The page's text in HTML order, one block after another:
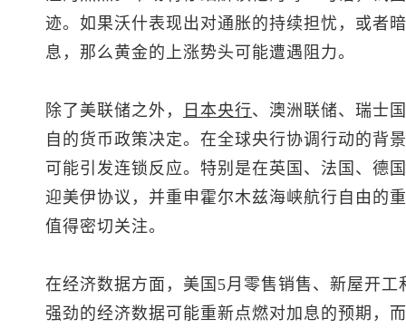
迹。如果沃什表现出对通胀的持续担忧，或者
息，那么黄金的上涨势头可能遭遇阻力。
除了美联储之外， 日本央行、澳洲联储、瑞士
自的货币政策决定。在全球央行协调行动的背
可能引发连锁反应。特别是在英国、法国、德
迎美伊协议，并重申霍尔木兹海峡航行自由的
值得密切关注。
在经济数据方面，美国5月零售销售、新屋开
强劲的经济数据可能重新点燃对加息的预期，